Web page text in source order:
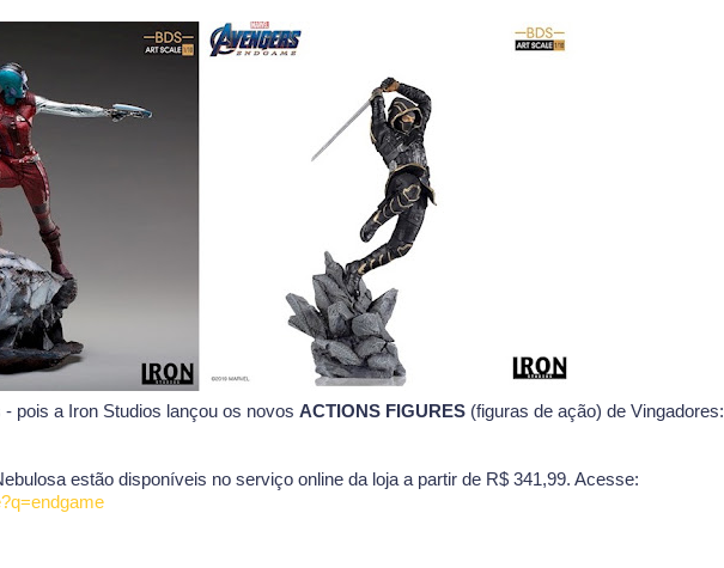
pois a Iron Studios lançou os novos ACTIONS FIGURES (figuras de ação) de Vingadores:
estão disponíveis no serviço online da loja a partir de R$ 341,99. Acesse: